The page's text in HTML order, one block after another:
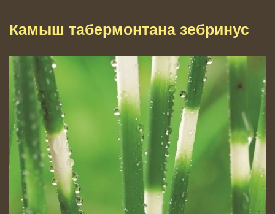
Камыш табермонтана зебринус